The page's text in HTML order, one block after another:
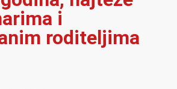
i
roditeljima